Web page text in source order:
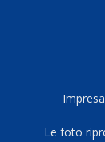
Le foto